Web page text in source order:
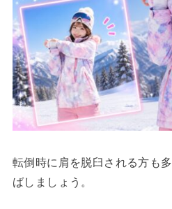
転倒時に肩を脱臼される方も
ばしましょう。